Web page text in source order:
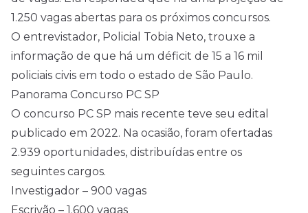
1.250 vagas abertas para os próximos concursos.
O entrevistador, Policial Tobia Neto, trouxe a
informação de que há um déficit de 15 a 16 mil
policiais civis em todo o estado de São Paulo.
Panorama Concurso PC SP
O concurso PC SP mais recente teve seu edital
publicado em 2022. Na ocasião, foram ofertadas
2.939 oportunidades, distribuídas entre os
seguintes cargos.
Investigador – 900 vagas
Escrivão – 1.600 vagas